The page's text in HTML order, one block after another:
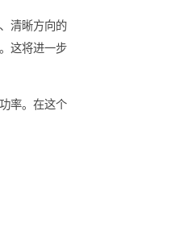
避免冗长的叙。在写完
以请教他人，获取反
斗的决心。这将进一步
申请的成功率。在这个